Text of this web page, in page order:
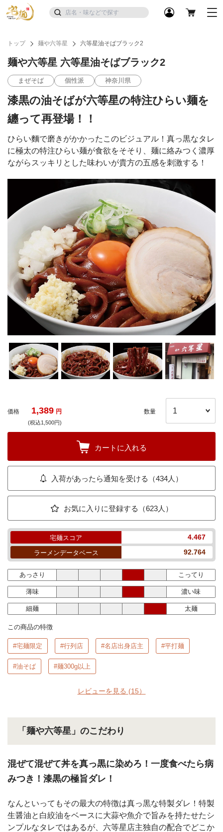
トップ 麺や六等星 六等星油そばブラック2
麺や六等星 六等星油そばブラック2
まぜそば 個性派 神奈川県
漆黒の油そばが六等星の特注ひらい麺を
纏って再登場！！
ひらい麵で磨きがかかったこのビジュアル！真っ黒なタレ
に極太の特注ひらい麺が食欲をそそり、麺に絡みつく濃厚
ながらスッキリとした味わいが貴方の五感を刺激する！
価格 1,389 円
(税込1,500円)
数量
カートに入れる
入荷があったら通知を受ける（434人）
お気に入りに登録する（623人）
宅麺スコア 4.467
ラーメンデータベース 92.764
あっさり こってり
薄味 濃い味
細麺 太麺
この商品の特徴
#宅麺限定 #行列店 #名店出身店主 #平打麺
#油そば #麺300g以上
レビューを見る (15）
「麺や六等星」のこだわり
混ぜて混ぜて丼を真っ黒に染めろ！一度食べたら病
みつき！漆黒の極旨ダレ！
なんといってもその最大の特徴は真っ黒な特製ダレ！特製
生醤油と白絞油をベースに大蒜や魚介で旨みを持たせたシ
ンプルなタレではあるが、六等星店主独自の配合でどこか